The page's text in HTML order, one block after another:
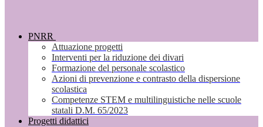
PNRR
Attuazione progetti
Interventi per la riduzione dei divari
Formazione del personale scolastico
Azioni di prevenzione e contrasto della dispersione
scolastica
Competenze STEM e multilinguistiche nelle scuole
statali D.M. 65/2023
Progetti didattici